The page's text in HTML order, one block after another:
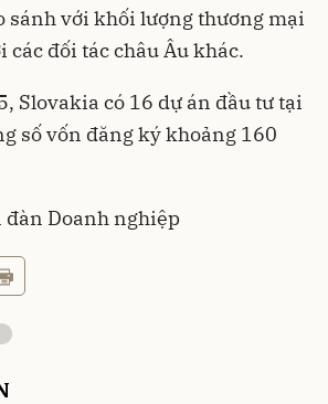
sánh với khối lượng thương mại
các đối tác châu Âu khác.
Slovakia có 16 dự án đầu tư tại
số vốn đăng ký khoảng 160
đàn Doanh nghiệp